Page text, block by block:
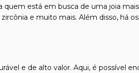
está em busca de uma joia
e muito mais. Além disso, há
e de alto valor. Aqui, é possível